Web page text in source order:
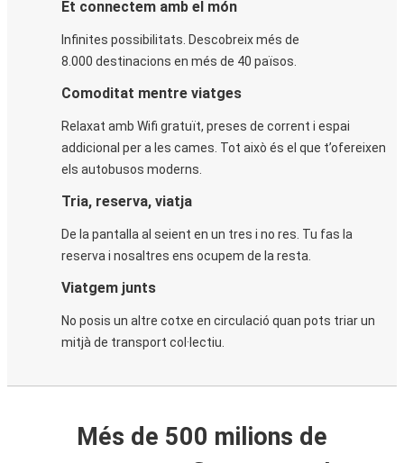
Et connectem amb el món
Infinites possibilitats. Descobreix més de
8.000 destinacions en més de 40 països.
Comoditat mentre viatges
Relaxat amb Wifi gratuït, preses de corrent i espai
addicional per a les cames. Tot això és el que t’ofereixen
els autobusos moderns.
Tria, reserva, viatja
De la pantalla al seient en un tres i no res. Tu fas la
reserva i nosaltres ens ocupem de la resta.
Viatgem junts
No posis un altre cotxe en circulació quan pots triar un
mitjà de transport col·lectiu.
Més de 500 milions de